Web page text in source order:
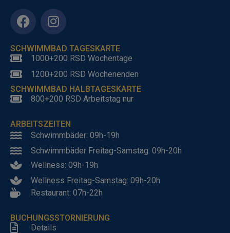
SCHWIMMBAD TAGESKARTE
1000+200 RSD Wochentage
1200+200 RSD Wochenenden
SCHWIMMBAD HALBTAGESKARTE
800+200 RSD Arbeitstag nur
ARBEITSZEITEN
Schwimmbäder: 09h-19h
Schwimmbäder Freitag-Samstag: 09h-20h
Wellness: 09h-19h
Wellness Freitag-Samstag: 09h-20h
Restaurant: 07h-22h
BUCHUNGSSTORNIERUNG
Details